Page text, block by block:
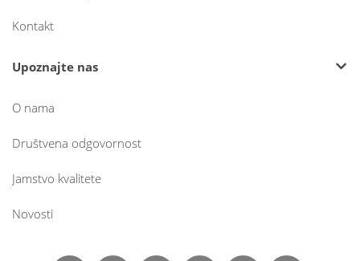
Kontakt
Upoznajte nas
O nama
Društvena odgovornost
Jamstvo kvalitete
Novosti